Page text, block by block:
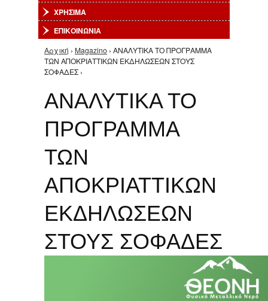
ΧΡΗΣΙΜΑ
ΕΠΙΚΟΙΝΩΝΙΑ
Είστε εδώ
Αρχική › Magazino › ΑΝΑΛΥΤΙΚΑ ΤΟ ΠΡΟΓΡΑΜΜΑ
ΤΩΝ ΑΠΟΚΡΙΑΤΤΙΚΩΝ ΕΚΔΗΛΩΣΕΩΝ ΣΤΟΥΣ
ΣΟΦΑΔΕΣ ›
ΑΝΑΛΥΤΙΚΑ ΤΟ
ΠΡΟΓΡΑΜΜΑ
ΤΩΝ
ΑΠΟΚΡΙΑΤΤΙΚΩΝ
ΕΚΔΗΛΩΣΕΩΝ
ΣΤΟΥΣ ΣΟΦΑΔΕΣ